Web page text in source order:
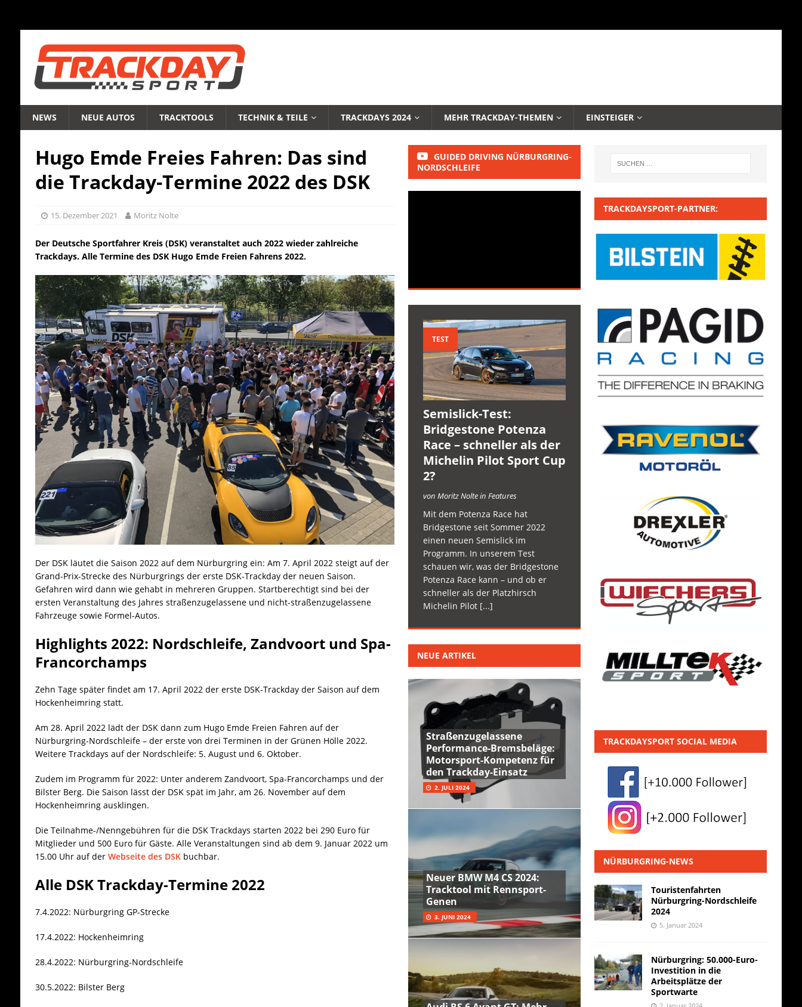
NEWS NEUE AUTOS TRACKTOOLS TECHNIK & TEILE TRACKDAYS 2024 MEHR TRACKDAY-THEMEN EINSTEIGER
Hugo Emde Freies Fahren: Das sind
die Trackday-Termine 2022 des DSK
15. Dezember 2021 Moritz Nolte
Der Deutsche Sportfahrer Kreis (DSK) veranstaltet auch 2022 wieder zahlreiche
Trackdays. Alle Termine des DSK Hugo Emde Freien Fahrens 2022.
Der DSK läutet die Saison 2022 auf dem Nürburgring ein: Am 7. April 2022 steigt auf der
Grand-Prix-Strecke des Nürburgrings der erste DSK-Trackday der neuen Saison.
Gefahren wird dann wie gehabt in mehreren Gruppen. Startberechtigt sind bei der
ersten Veranstaltung des Jahres straßenzugelassene und nicht-straßenzugelassene
Fahrzeuge sowie Formel-Autos.
Highlights 2022: Nordschleife, Zandvoort und Spa-
Francorchamps
Zehn Tage später findet am 17. April 2022 der erste DSK-Trackday der Saison auf dem
Hockenheimring statt.
Am 28. April 2022 lädt der DSK dann zum Hugo Emde Freien Fahren auf der
Nürburgring-Nordschleife – der erste von drei Terminen in der Grünen Hölle 2022.
Weitere Trackdays auf der Nordschleife: 5. August und 6. Oktober.
Zudem im Programm für 2022: Unter anderem Zandvoort, Spa-Francorchamps und der
Bilster Berg. Die Saison lässt der DSK spät im Jahr, am 26. November auf dem
Hockenheimring ausklingen.
Die Teilnahme-/Nenngebühren für die DSK Trackdays starten 2022 bei 290 Euro für
Mitglieder und 500 Euro für Gäste. Alle Veranstaltungen sind ab dem 9. Januar 2022 um
15.00 Uhr auf der Webseite des DSKbuchbar.
Alle DSK Trackday-Termine 2022
7.4.2022: Nürburgring GP-Strecke
17.4.2022: Hockenheimring
28.4.2022: Nürburgring-Nordschleife
30.5.2022: Bilster Berg
GUIDED DRIVING NÜRBURGRING-
NORDSCHLEIFE
TEST
Semislick-Test:
Bridgestone Potenza
Race – schneller als der
Michelin Pilot Sport Cup
2?
von Moritz Nolte in Features
Mit dem Potenza Race hat
Bridgestone seit Sommer 2022
einen neuen Semislick im
Programm. In unserem Test
schauen wir, was der Bridgestone
Potenza Race kann – und ob er
schneller als der Platzhirsch
Michelin Pilot [...]
NEUE ARTIKEL
Straßenzugelassene
Performance-Bremsbeläge:
Motorsport-Kompetenz für
den Trackday-Einsatz
2. JULI 2024
Neuer BMW M4 CS 2024:
Tracktool mit Rennsport-
Genen
3. JUNI 2024
TRACKDAYSPORT-PARTNER:
TRACKDAYSPORT SOCIAL MEDIA
NÜRBURGRING-NEWS
Touristenfahrten
Nürburgring-Nordschleife
2024
5. Januar 2024
Nürburgring: 50.000-Euro-
Investition in die
Arbeitsplätze der
Sportwarte